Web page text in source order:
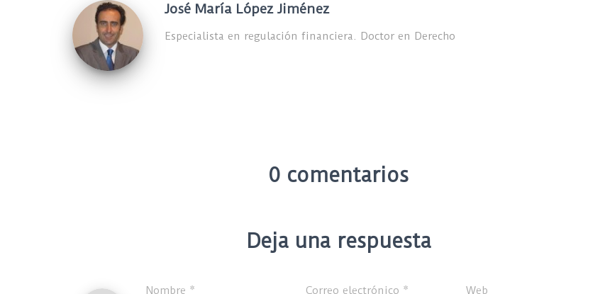
José María López Jiménez
Especialista en regulación financiera. Doctor en Derecho
0 comentarios
Deja una respuesta
Nombre * Correo electrónico * Web